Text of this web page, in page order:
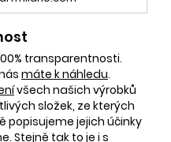
transparentnosti.
máte k náhledu.
všech našich výrobků
složek, ze kterých
popisujeme jejich účinky
Stejně tak to je i s